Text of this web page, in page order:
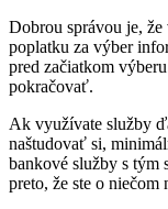
Dobrou správou je,
poplatku za výber
pred začiatkom
pokračovať.
Ak využívate služby
naštudovať si,
bankové služby s tým
preto, že ste o niečom